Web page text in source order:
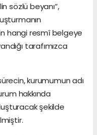
sözlü beyanı”,
hangi resmî belgeye
tarafımızca
kurumumun adı
hakkında
şekilde